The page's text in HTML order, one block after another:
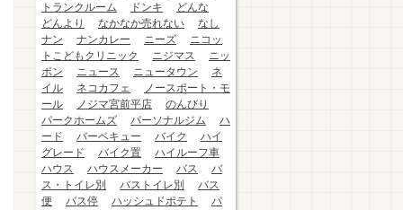
トランクルーム
ドンキ
どんな
どんより
なかなか売れない
なし
ナン
ナンカレー ニーズ
ニコッ
トこどもクリニック
ニジマス
ニッ
ポン
ニュース ニュータウン
ネ
イル
ネコカフェ
ノースポート・モ
ール
ノジマ宮前平店
のんびり
パークホームズ
パーソナルジム
ハ
ード
バーベキュー バイク
ハイ
グレード
バイク置
ハイルーフ車
ハウス
ハウスメーカー バス
バ
ス・トイレ別
バストイレ別
バス
便
バス停 ハッシュドポテト
パ